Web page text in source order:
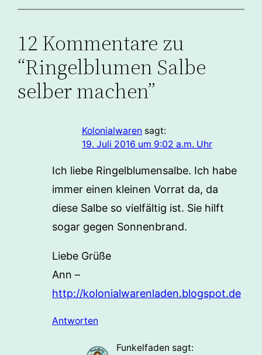
12 Kommentare zu
“Ringelblumen Salbe
selber machen”
Kolonialwaren sagt:
19. Juli 2016 um 9:02 a.m. Uhr
Ich liebe Ringelblumensalbe. Ich habe
immer einen kleinen Vorrat da, da
diese Salbe so vielfältig ist. Sie hilft
sogar gegen Sonnenbrand.
Liebe Grüße
Ann –
http://kolonialwarenladen.blogspot.de
Antworten
Funkelfaden sagt: